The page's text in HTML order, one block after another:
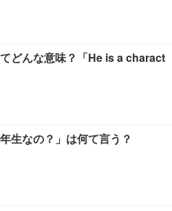
どんな意味？「He is a charact
生なの？」は何て言う？